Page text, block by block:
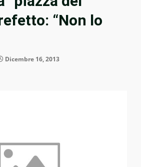
“Non lo
Dicembre 16, 2013